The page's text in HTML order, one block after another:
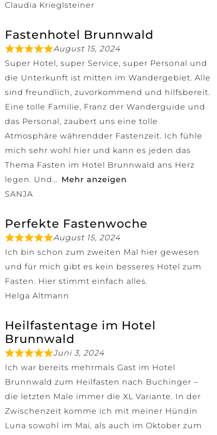
Claudia Krieglsteiner
Fastenhotel Brunnwald
August 15, 2024
Super Hotel, super Service, super Personal und
die Unterkunft ist mitten im Wandergebiet. Alle
sind freundlich, zuvorkommend und hilfsbereit.
Eine tolle Familie, Franz der Wanderguide und
das Personal, zaubert uns eine tolle
Atmosphäre währendder Fastenzeit. Ich fühle
mich sehr wohl hier und kann es jeden das
Thema Fasten im Hotel Brunnwald ans Herz
legen. Und
Mehr anzeigen
SANJA
Perfekte Fastenwoche
August 15, 2024
Ich bin schon zum zweiten Mal hier gewesen
und für mich gibt es kein besseres Hotel zum
Fasten. Hier stimmt einfach alles.
Helga Altmann
Heilfastentage im Hotel
Brunnwald
Juni 3, 2024
Ich war bereits mehrmals Gast im Hotel
Brunnwald zum Heilfasten nach Buchinger –
die letzten Male immer die XL Variante. In der
Zwischenzeit komme ich mit meiner Hündin
Luna sowohl im Mai, als auch im Oktober zum